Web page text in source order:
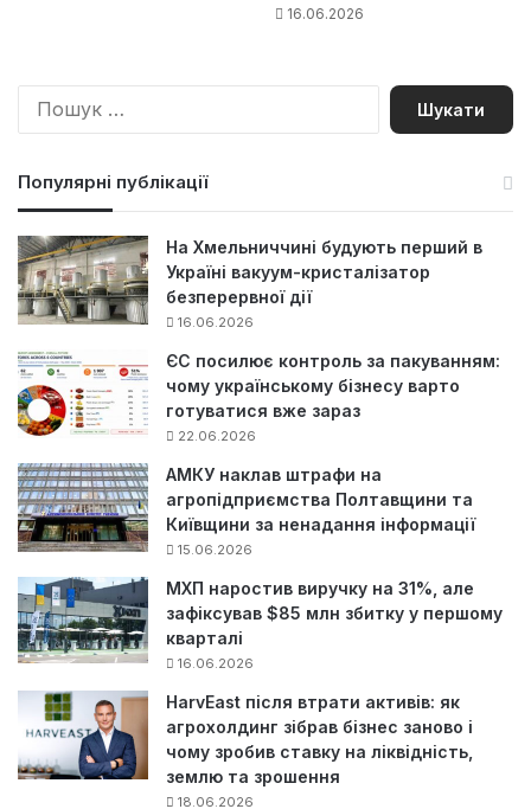
16.06.2026
П
Популярні публікації
На Хмельниччині будують перший в
Україні вакуум-кристалізатор
безперервної дії
16.06.2026
ЄС посилює контроль за пакуванням:
чому українському бізнесу варто
готуватися вже зараз
22.06.2026
АМКУ наклав штрафи на
агропідприємства Полтавщини та
Київщини за ненадання інформації
15.06.2026
МХП наростив виручку на 31%, але
зафіксував $85 млн збитку у першому
кварталі
16.06.2026
HarvEast після втрати активів: як
агрохолдинг зібрав бізнес заново і
чому зробив ставку на ліквідність,
землю та зрошення
18.06.2026